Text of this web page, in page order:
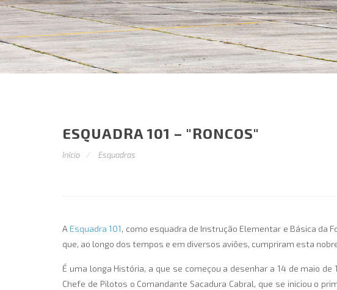
ESQUADRA 101 – "RONCOS"
Início Esquadras
A Esquadra 101, como esquadra de Instrução Elementar e Básica da
que, ao longo dos tempos e em diversos aviões, cumpriram esta
É uma longa História, a que se começou a desenhar a 14 de maio
Chefe de Pilotos o Comandante Sacadura Cabral, que se iniciou o